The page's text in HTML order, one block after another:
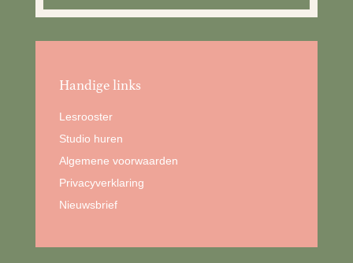
Handige links
Lesrooster
Studio huren
Algemene voorwaarden
Privacyverklaring
Nieuwsbrief